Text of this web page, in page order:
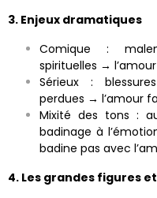
3. Enjeux dramatiques
Comique :
spirituelles →
Sérieux :
perdues → l’amour
Mixité des tons :
badinage à
badine pas avec
4. Les grandes figures